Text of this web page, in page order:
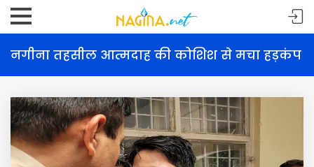
नगीना तहसील आत्मदाह की कोशिश से मचा हड़कंप